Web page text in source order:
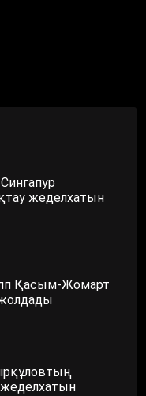
жеделхатын
Қасым-Жомарт
жеделхатын